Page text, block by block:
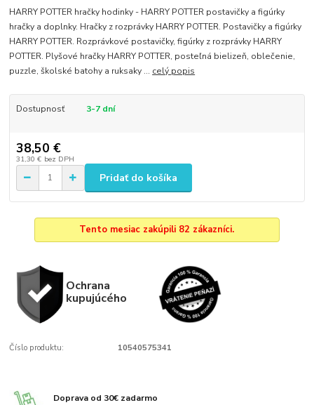
HARRY POTTER hračky hodinky - HARRY POTTER postavičky a figúrky
hračky a doplnky. Hračky z rozprávky HARRY POTTER. Postavičky a figúrky
HARRY POTTER. Rozprávkové postavičky, figúrky z rozprávky HARRY
POTTER. Plyšové hračky HARRY POTTER, posteľná bielizeň, oblečenie,
puzzle, školské batohy a ruksaky ... celý popis
Dostupnosť 3-7 dní
38,50 €
31,30 € bez DPH
Pridať do košíka
Tento mesiac zakúpili 82 zákazníci.
Ochrana
kupujúcého
Číslo produktu: 10540575341
Doprava od 30€ zadarmo